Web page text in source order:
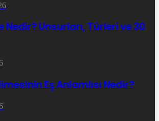
Nedir? Unsurları, Türleri ve 30
Eş Anlamlısı Nedir?